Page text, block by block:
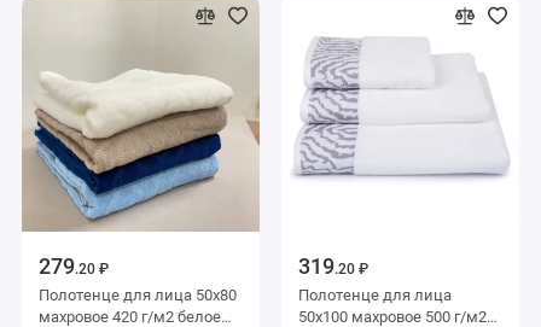
279.20 ₽
Полотенце для лица 50х80
махровое 420 г/м2 белое
319.20 ₽
Полотенце для лица
50х100 махровое 500 г/м2